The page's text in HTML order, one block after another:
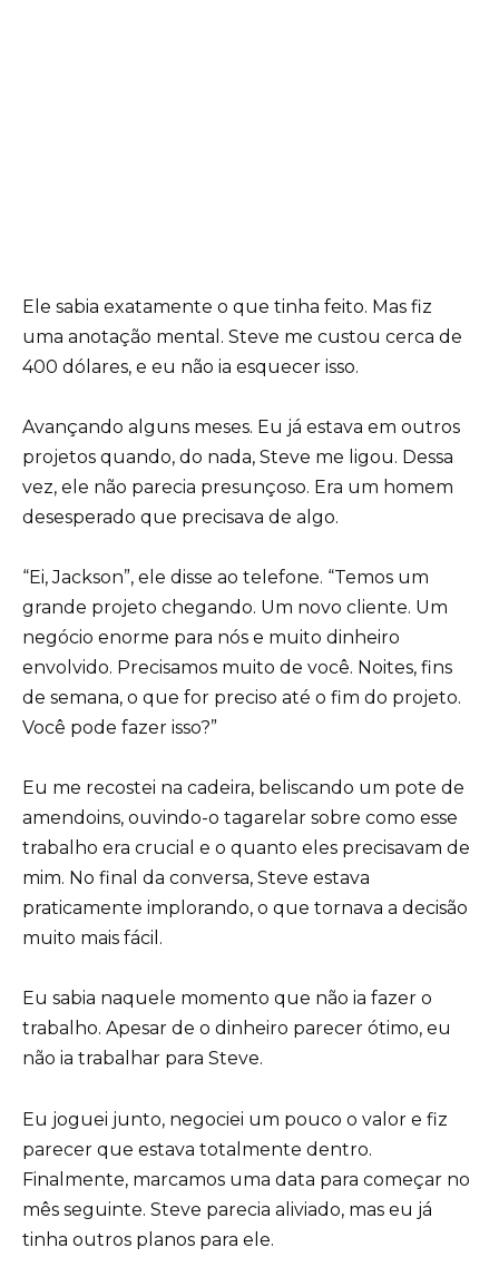
Ele sabia exatamente o que tinha feito. Mas fiz
uma anotação mental. Steve me custou cerca de
400 dólares, e eu não ia esquecer isso.
Avançando alguns meses. Eu já estava em outros
projetos quando, do nada, Steve me ligou. Dessa
vez, ele não parecia presunçoso. Era um homem
desesperado que precisava de algo.
“Ei, Jackson”, ele disse ao telefone. “Temos um
grande projeto chegando. Um novo cliente. Um
negócio enorme para nós e muito dinheiro
envolvido. Precisamos muito de você. Noites, fins
de semana, o que for preciso até o fim do projeto.
Você pode fazer isso?”
Eu me recostei na cadeira, beliscando um pote de
amendoins, ouvindo-o tagarelar sobre como esse
trabalho era crucial e o quanto eles precisavam de
mim. No final da conversa, Steve estava
praticamente implorando, o que tornava a decisão
muito mais fácil.
Eu sabia naquele momento que não ia fazer o
trabalho. Apesar de o dinheiro parecer ótimo, eu
não ia trabalhar para Steve.
Eu joguei junto, negociei um pouco o valor e fiz
parecer que estava totalmente dentro.
Finalmente, marcamos uma data para começar no
mês seguinte. Steve parecia aliviado, mas eu já
tinha outros planos para ele.